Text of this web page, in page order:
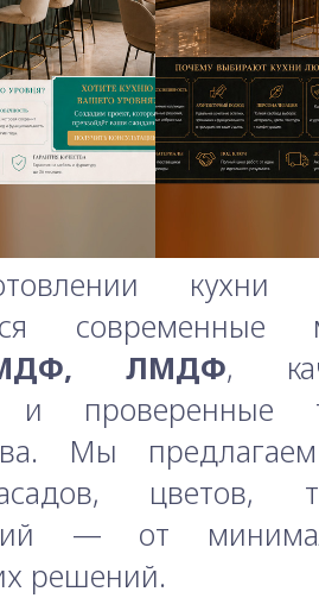
кухни
современные
ЛМДФ,
и проверенные
Мы
цветов,
— от
решений.